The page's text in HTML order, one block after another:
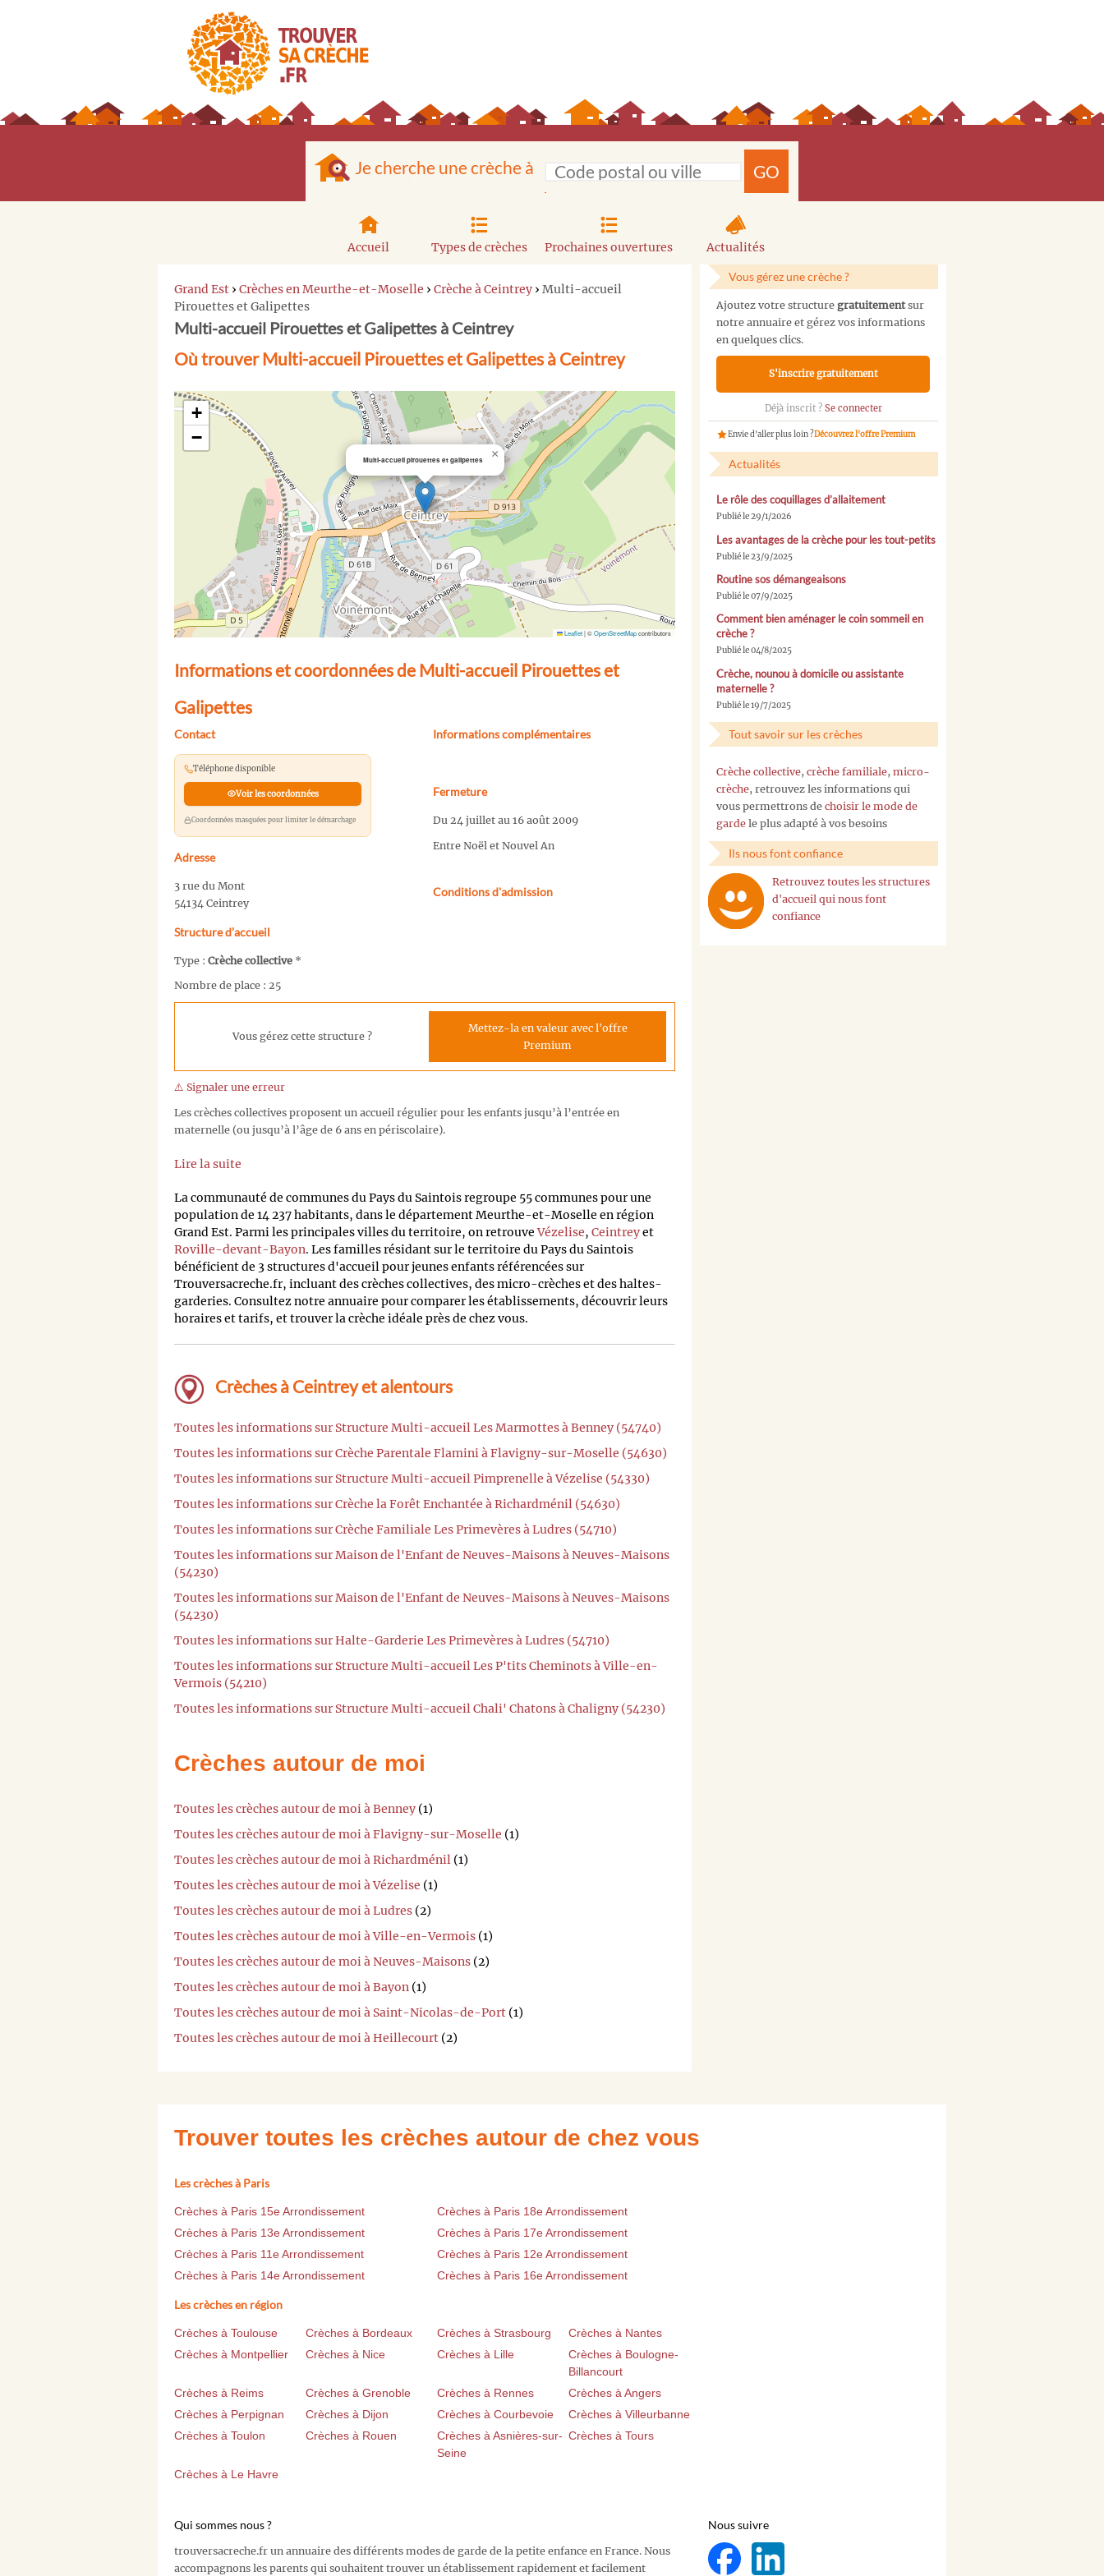
Je cherche une crèche à GO
Accueil Types de crèches Prochaines ouvertures Actualités
Grand Est › Crèches en Meurthe-et-Moselle › Crèche à Ceintrey › Multi-accueil
Pirouettes et Galipettes
Multi-accueil Pirouettes et Galipettes à Ceintrey
Où trouver Multi-accueil Pirouettes et Galipettes à Ceintrey
Multi-accueil pirouettes et galipettes ×
+
−
Leaflet|©OpenStreetMapcontributors
Informations et coordonnées de Multi-accueil Pirouettes et
Galipettes
Contact
Téléphone disponible
Voir les coordonnées
Coordonnées masquées pour limiter le démarchage
Adresse
3 rue du Mont
54134 Ceintrey
Structure d’accueil
Type : Crèche collective *
Nombre de place : 25
Informations complémentaires
Fermeture
Du 24 juillet au 16 août 2009
Entre Noël et Nouvel An
Conditions d'admission
Vous gérez cette structure ?
Mettez-la en valeur avec l'offre
Premium
⚠️ Signaler une erreur
Les crèches collectives proposent un accueil régulier pour les enfants jusqu’à l’entrée en
maternelle (ou jusqu’à l’âge de 6 ans en périscolaire).
Lire la suite
La communauté de communes du Pays du Saintois regroupe 55 communes pour une
population de 14 237 habitants, dans le département Meurthe-et-Moselle en région
Grand Est. Parmi les principales villes du territoire, on retrouveVézelise, Ceintreyet
Roville-devant-Bayon. Les familles résidant sur le territoire du Pays du Saintois
bénéficient de 3 structures d'accueil pour jeunes enfants référencées sur
Trouversacreche.fr, incluant des crèches collectives, des micro-crèches et des haltes-
garderies. Consultez notre annuaire pour comparer les établissements, découvrir leurs
horaires et tarifs, et trouver la crèche idéale près de chez vous.
Crèches à Ceintrey et alentours
Toutes les informations sur Structure Multi-accueil Les Marmottes à Benney (54740)
Toutes les informations sur Crèche Parentale Flamini à Flavigny-sur-Moselle (54630)
Toutes les informations sur Structure Multi-accueil Pimprenelle à Vézelise (54330)
Toutes les informations sur Crèche la Forêt Enchantée à Richardménil (54630)
Toutes les informations sur Crèche Familiale Les Primevères à Ludres (54710)
Toutes les informations sur Maison de l'Enfant de Neuves-Maisons à Neuves-Maisons
(54230)
Toutes les informations sur Maison de l'Enfant de Neuves-Maisons à Neuves-Maisons
(54230)
Toutes les informations sur Halte-Garderie Les Primevères à Ludres (54710)
Toutes les informations sur Structure Multi-accueil Les P'tits Cheminots à Ville-en-
Vermois (54210)
Toutes les informations sur Structure Multi-accueil Chali' Chatons à Chaligny (54230)
Crèches autour de moi
Toutes les crèches autour de moi à Benney (1)
Toutes les crèches autour de moi à Flavigny-sur-Moselle (1)
Toutes les crèches autour de moi à Richardménil (1)
Toutes les crèches autour de moi à Vézelise (1)
Toutes les crèches autour de moi à Ludres (2)
Toutes les crèches autour de moi à Ville-en-Vermois (1)
Toutes les crèches autour de moi à Neuves-Maisons (2)
Toutes les crèches autour de moi à Bayon (1)
Toutes les crèches autour de moi à Saint-Nicolas-de-Port (1)
Toutes les crèches autour de moi à Heillecourt (2)
Vous gérez une crèche ?
Ajoutez votre structure gratuitementsur
notre annuaire et gérez vos informations
en quelques clics.
S'inscrire gratuitement
Déjà inscrit ? Se connecter
Envie d'aller plus loin ?Découvrez l'offre Premium
Actualités
Le rôle des coquillages d’allaitement
Publié le 29/1/2026
Les avantages de la crèche pour les tout-petits
Publié le 23/9/2025
Routine sos démangeaisons
Publié le 07/9/2025
Comment bien aménager le coin sommeil en
crèche ?
Publié le 04/8/2025
Crèche, nounou à domicile ou assistante
maternelle ?
Publié le 19/7/2025
Tout savoir sur les crèches
Crèche collective, crèche familiale, micro-
crèche, retrouvez les informations qui
vous permettrons de choisir le mode de
garde le plus adapté à vos besoins
Ils nous font confiance
Retrouvez toutes les structures
d'accueil qui nous font
confiance
Trouver toutes les crèches autour de chez vous
Les crèches à Paris
Crèches à Paris 15e Arrondissement
Crèches à Paris 18e Arrondissement
Crèches à Paris 13e Arrondissement
Crèches à Paris 17e Arrondissement
Crèches à Paris 11e Arrondissement
Crèches à Paris 12e Arrondissement
Crèches à Paris 14e Arrondissement
Crèches à Paris 16e Arrondissement
Les crèches en région
Crèches à Toulouse Crèches à Bordeaux Crèches à Strasbourg
Crèches à Nantes
Crèches à Montpellier
Crèches à Nice Crèches à Lille
Crèches à Boulogne-
Billancourt
Crèches à Reims
Crèches à Grenoble Crèches à Rennes
Crèches à Angers
Crèches à Perpignan
Crèches à Dijon Crèches à Courbevoie
Crèches à Villeurbanne
Crèches à Toulon
Crèches à Rouen
Crèches à Asnières-sur-
Seine
Crèches à Tours
Crèches à Le Havre
Qui sommes nous ?
trouversacreche.fr un annuaire des différents modes de garde de la petite enfance en France. Nous
accompagnons les parents qui souhaitent trouver un établissement rapidement et facilement
Nous suivre